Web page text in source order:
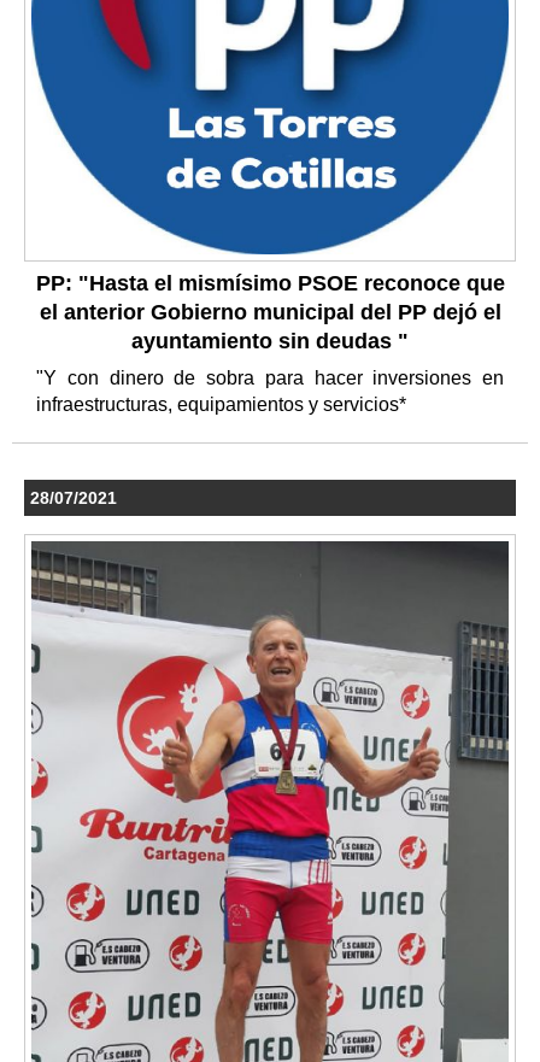
PP: "Hasta el mismísimo PSOE reconoce que
el anterior Gobierno municipal del PP dejó el
ayuntamiento sin deudas "
"Y con dinero de sobra para hacer inversiones en
infraestructuras, equipamientos y servicios*
28/07/2021